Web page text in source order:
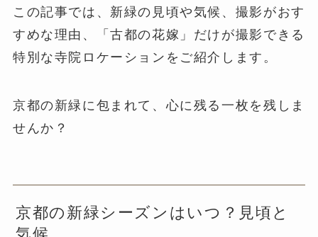
この記事では、新緑の見頃や気候、撮影がおす
すめな理由、「古都の花嫁」だけが撮影できる
特別な寺院ロケーションをご紹介します。
京都の新緑に包まれて、心に残る一枚を残しま
せんか？
京都の新緑シーズンはいつ？見頃と